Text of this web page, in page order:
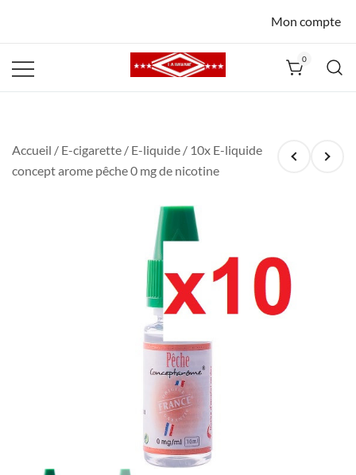
Mon compte
0
Accueil / E-cigarette / E-liquide / 10x E-liquide
concept arome pêche 0 mg de nicotine